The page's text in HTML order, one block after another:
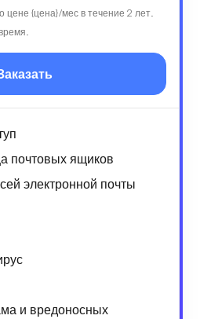
цене {цена}/мес в течение 2 лет.
почтовых ящиков
электронной почты
и вредоносных